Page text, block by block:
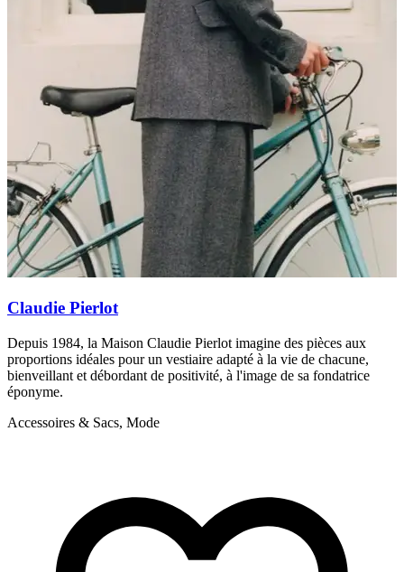
Claudie Pierlot
Depuis 1984, la Maison Claudie Pierlot imagine des pièces aux
proportions idéales pour un vestiaire adapté à la vie de chacune,
bienveillant et débordant de positivité, à l'image de sa fondatrice
éponyme.
Accessoires & Sacs, Mode